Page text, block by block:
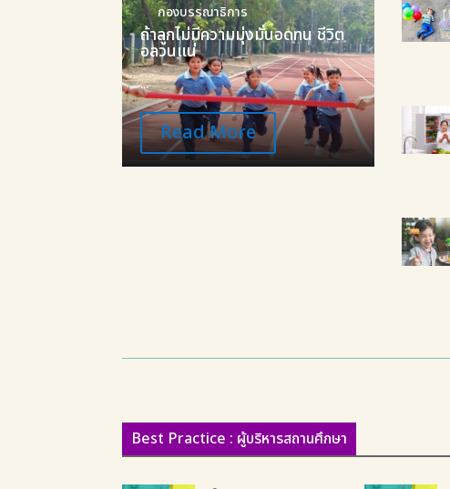
กองบรรณาธิการ
ถ้าลูกไม่มีความมุ่งมั่นอดทน ชีวิต
อลวนแน่
...
Read More
Best Practice : ผู้บริหารสถานศึกษา